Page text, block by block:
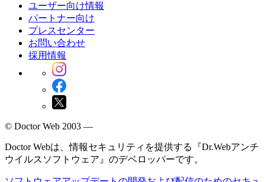
ユーザー向け情報
パートナー向け
プレスセンター
お問い合わせ
採用情報
© Doctor Web 2003 —
Doctor Webは、情報セキュリティを提供する『Dr.Webアンチ
ウイルスソフトウェア』のデベロッパーです。